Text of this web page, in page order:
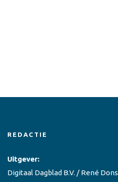
REDACTIE
Uitgever:
Digitaal Dagblad B.V. / René Dons